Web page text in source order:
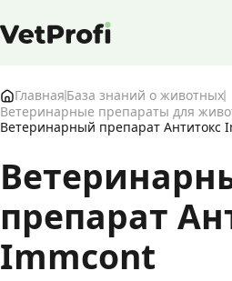
База знаний о животных и
Блог о животных
Форум
Войти
Главная База знаний о животных
Ветеринарные препараты для
Ветеринарный препарат Антитокс
препарат
Immcont